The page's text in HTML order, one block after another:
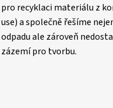
pro recyklaci materiálu z
use) a společně řešíme
odpadu ale zároveň
zázemí pro tvorbu.